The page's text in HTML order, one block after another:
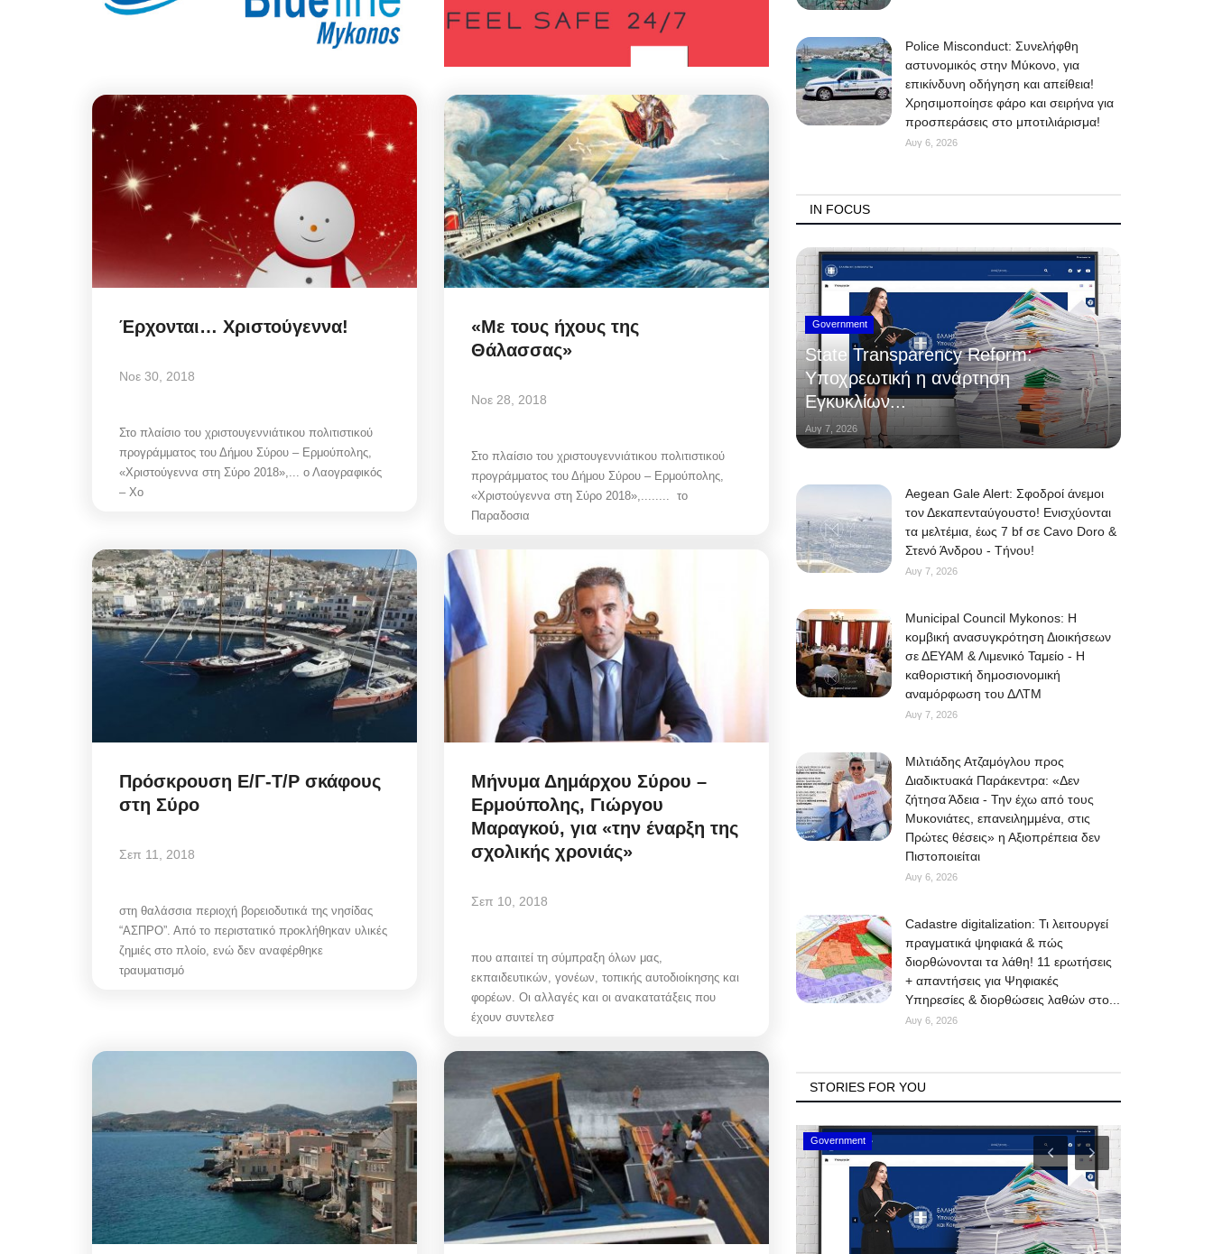
Έρχονται… Χριστούγεννα!
Νοε 30, 2018
Στο πλαίσιο του χριστουγεννιάτικου πολιτιστικού
προγράμματος του Δήμου Σύρου – Ερμούπολης,
«Χριστούγεννα στη Σύρο 2018»,... ο Λαογραφικός
– Χο
«Με τους ήχους της
Θάλασσας»
Νοε 28, 2018
Στο πλαίσιο του χριστουγεννιάτικου πολιτιστικού
προγράμματος του Δήμου Σύρου – Ερμούπολης,
«Χριστούγεννα στη Σύρο 2018»,........ το
Παραδοσια
Πρόσκρουση Ε/Γ-Τ/Ρ σκάφους
στη Σύρο
Σεπ 11, 2018
στη θαλάσσια περιοχή βορειοδυτικά της νησίδας
“ΑΣΠΡΟ”. Από το περιστατικό προκλήθηκαν υλικές
ζημιές στο πλοίο, ενώ δεν αναφέρθηκε
τραυματισμό
Μήνυμα Δημάρχου Σύρου –
Ερμούπολης, Γιώργου
Μαραγκού, για «την έναρξη της
σχολικής χρονιάς»
Σεπ 10, 2018
που απαιτεί τη σύμπραξη όλων μας,
εκπαιδευτικών, γονέων, τοπικής αυτοδιοίκησης και
φορέων. Οι αλλαγές και οι ανακατατάξεις που
έχουν συντελεσ
Police Misconduct: Συνελήφθη
αστυνομικός στην Μύκονο, για
επικίνδυνη οδήγηση και απείθεια!
Χρησιμοποίησε φάρο και σειρήνα για
προσπεράσεις στο μποτιλιάρισμα!
Αυγ 6, 2026
IN FOCUS
Government
State Transparency Reform:
Υποχρεωτική η ανάρτηση
Εγκυκλίων...
Αυγ 7, 2026
Aegean Gale Alert: Σφοδροί άνεμοι
τον Δεκαπενταύγουστο! Ενισχύονται
τα μελτέμια, έως 7 bf σε Cavo Doro &
Στενό Άνδρου - Τήνου!
Αυγ 7, 2026
Municipal Council Mykonos: Η
κομβική ανασυγκρότηση Διοικήσεων
σε ΔΕΥΑΜ & Λιμενικό Ταμείο - Η
καθοριστική δημοσιονομική
αναμόρφωση του ΔΛΤΜ
Αυγ 7, 2026
Μιλτιάδης Ατζαμόγλου προς
Διαδικτυακά Παράκεντρα: «Δεν
ζήτησα Άδεια - Την έχω από τους
Μυκονιάτες, επανειλημμένα, στις
Πρώτες θέσεις» η Αξιοπρέπεια δεν
Πιστοποιείται
Αυγ 6, 2026
Cadastre digitalization: Τι λειτουργεί
πραγματικά ψηφιακά & πώς
διορθώνονται τα λάθη! 11 ερωτήσεις
+ απαντήσεις για Ψηφιακές
Υπηρεσίες & διορθώσεις λαθών στο...
Αυγ 6, 2026
STORIES FOR YOU
Mykonos News Government Mykonos Events